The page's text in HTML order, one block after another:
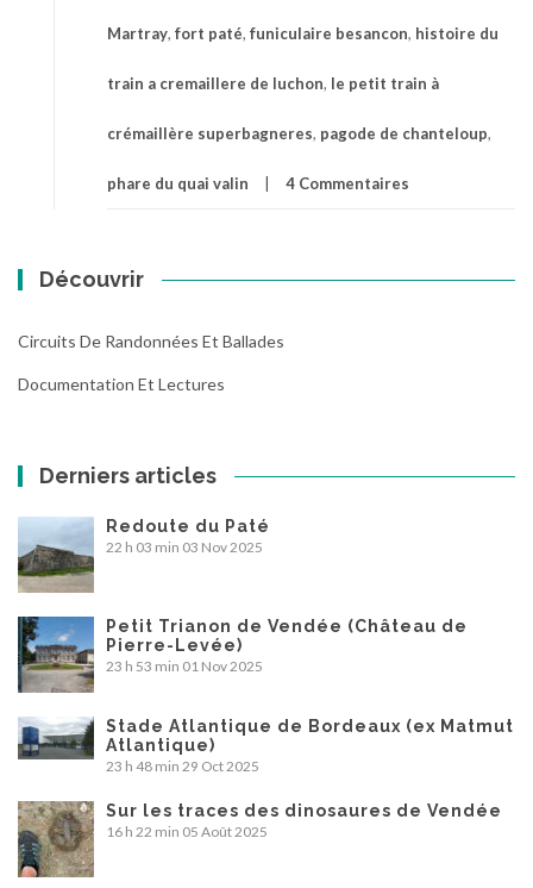
Martray, fort paté, funiculaire besancon, histoire du
train a cremaillere de luchon, le petit train à
crémaillère superbagneres, pagode de chanteloup,
phare du quai valin 4 Commentaires
Découvrir
Circuits De Randonnées Et Ballades
Documentation Et Lectures
Derniers articles
Redoute du Paté
22 h 03 min 03 Nov 2025
Petit Trianon de Vendée (Château de
Pierre-Levée)
23 h 53 min 01 Nov 2025
Stade Atlantique de Bordeaux (ex Matmut
Atlantique)
23 h 48 min 29 Oct 2025
Sur les traces des dinosaures de Vendée
16 h 22 min 05 Août 2025